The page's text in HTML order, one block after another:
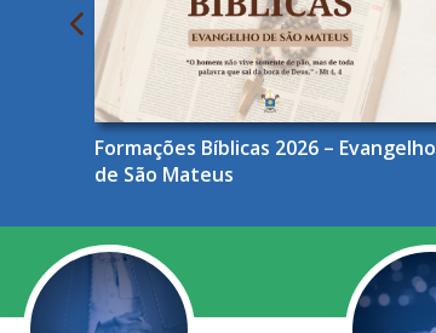
Formações Bíblicas 2026 – Evangelho
de São Mateus